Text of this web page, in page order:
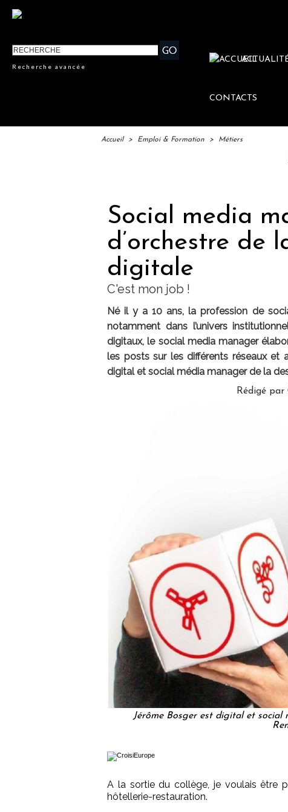
Recherche avancée
CONTACTS
Accueil > Emploi & Formation > Métiers
IFTM :
Social media
d’orchestre de
digitale
C'est mon job !
Né il y a 10 ans, la profession de
notamment dans l’univers
digitaux, le social media manager
les posts sur les différents réseaux et
digital et social média manager de la
Rédigé par
Jérôme Bosger est digital et
A la sortie du collège, je voulais être
hôtellerie-restauration.